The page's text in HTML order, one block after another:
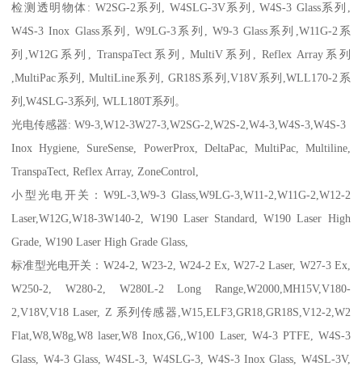
检测透明物体: W2SG-2系列, W4SLG-3V系列, W4S-3 Glass系列,
W4S-3 Inox Glass系列, W9LG-3系列, W9-3 Glass系列,W11G-2系
列,W12G系列, TranspaTect系列, MultiV系列, Reflex Array系列
,MultiPac系列, MultiLine系列, GR18S系列,V18V系列,WLL170-2系
列,W4SLG-3系列, WLL180T系列。
光电传感器: W9-3,W12-3W27-3,W2SG-2,W2S-2,W4-3,W4S-3,W4S-3
Inox Hygiene, SureSense, PowerProx, DeltaPac, MultiPac, Multiline,
TranspaTect, Reflex Array, ZoneControl,
小型光电开关：W9L-3,W9-3 Glass,W9LG-3,W11-2,W11G-2,W12-2
Laser,W12G,W18-3W140-2, W190 Laser Standard, W190 Laser High
Grade, W190 Laser High Grade Glass,
标准型光电开关：W24-2, W23-2, W24-2 Ex, W27-2 Laser, W27-3 Ex,
W250-2, W280-2, W280L-2 Long Range,W2000,MH15V,V180-
2,V18V,V18 Laser, Z 系列传感器,W15,ELF3,GR18,GR18S,V12-2,W2
Flat,W8,W8g,W8 laser,W8 Inox,G6,,W100 Laser, W4-3 PTFE, W4S-3
Glass, W4-3 Glass, W4SL-3, W4SLG-3, W4S-3 Inox Glass, W4SL-3V,